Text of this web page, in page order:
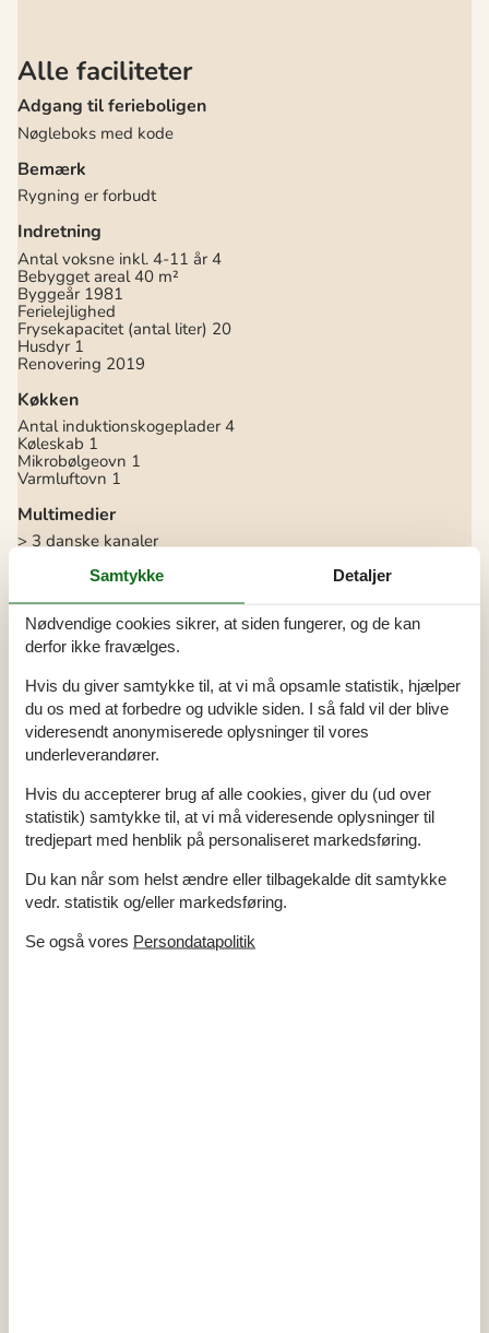
Alle faciliteter
Adgang til ferieboligen
Nøgleboks med kode
Bemærk
Rygning er forbudt
Indretning
Antal voksne inkl. 4-11 år 4
Bebygget areal 40 m²
Byggeår 1981
Ferielejlighed
Frysekapacitet (antal liter) 20
Husdyr 1
Renovering 2019
Køkken
Antal induktionskogeplader 4
Køleskab 1
Mikrobølgeovn 1
Varmluftovn 1
Multimedier
> 3 danske kanaler
1-3 norske kanaler
Antal tv'er 1
Radio
Smart-Tv 1
Soveforhold
Antal soveværelser 1
Enkeltseng (antal sovepladser) 2
Sovesofa, dobbelt (antal sovepladser)
Toilet og bad
Antal badeværelser 1
Antal toiletter 1
Udenfor
Hav 50 m
Lukket terrasse
Samtykke Detaljer
Nødvendige cookies sikrer, at siden fungerer, og de kan
derfor ikke fravælges.
Hvis du giver samtykke til, at vi må opsamle statistik, hjælper
du os med at forbedre og udvikle siden. I så fald vil der blive
videresendt anonymiserede oplysninger til vores
underleverandører.
Hvis du accepterer brug af alle cookies, giver du (ud over
statistik) samtykke til, at vi må videresende oplysninger til
tredjepart med henblik på personaliseret markedsføring.
Du kan når som helst ændre eller tilbagekalde dit samtykke
vedr. statistik og/eller markedsføring.
Se også vores Persondatapolitik